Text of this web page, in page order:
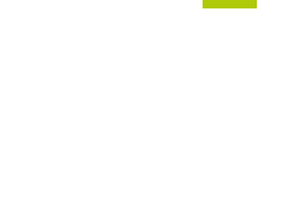
sur montzeville 55100-